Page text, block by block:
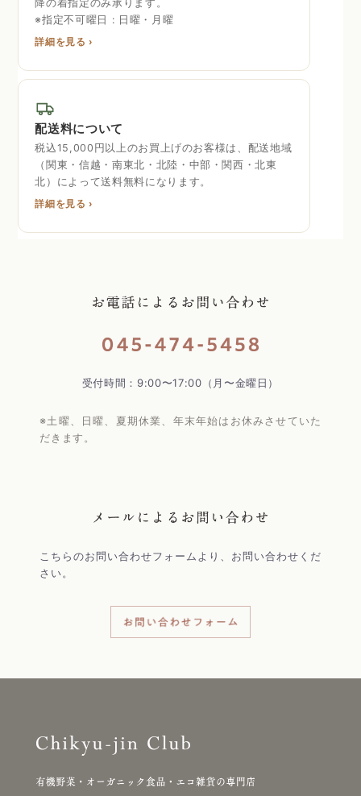
降の着指定のみ承ります。
※指定不可曜日 : 日曜・月曜
詳細を見る ›
配送料について
税込15,000円以上のお買上げのお客様は、配送地域
（関東・信越・南東北・北陸・中部・関西・北東
北）によって送料無料になります。
詳細を見る ›
受付時間：9:00〜17:00（月〜金曜日）
※土曜、日曜、夏期休業、年末年始はお休みさせていた
だきます。
こちらのお問い合わせフォームより、お問い合わせくだ
さい。